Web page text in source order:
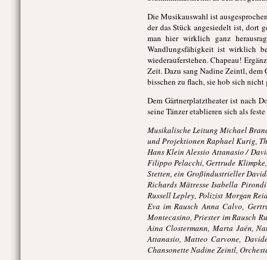
Die Musikauswahl ist
der das Stück angesiedelt ist, dort
man hier wirklich ganz
Wandlungsfähigkeit ist wirklich
wiederauferstehen. Chapeau!
Zeit. Dazu sang Nadine Zeintl,
bisschen zu flach, sie hob sich
Dem Gärtnerplatztheater ist nach
seine Tänzer etablieren sich als
Musikalische Leitung Michael
und Projektionen Raphael Kurig,
Hans Klein Alessio Attanasio /
Filippo Pelacchi, Gertrude
Stetten, ein Großindustrieller
Richards Mätresse Isabella
Russell Lepley, Polizist Morgan
Eva im Rausch Anna Calvo,
Montecasino, Priester im Rausch
Aina Clostermann, Marta Jaén,
Attanasio, Matteo Carvone,
Chansonette Nadine Zeintl,